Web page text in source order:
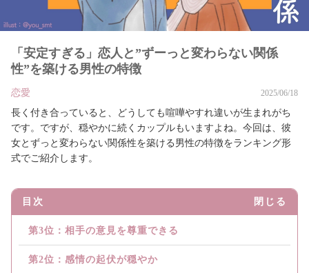
「安定すぎる」恋人と”ずーっと変わらない関係
性”を築ける男性の特徴
恋愛 2025/06/18
長く付き合っていると、どうしても喧嘩やすれ違いが生まれがち
です。ですが、穏やかに続くカップルもいますよね。今回は、彼
女とずっと変わらない関係性を築ける男性の特徴をランキング形
式でご紹介します。
目次 閉じる
第3位：相手の意見を尊重できる
第2位：感情の起伏が穏やか